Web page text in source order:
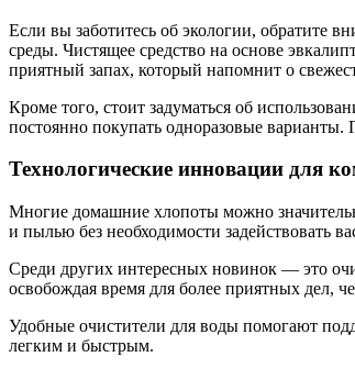
Если вы заботитесь об экологии, обратите
среды. Чистящее средство на основе
приятный запах, который напомнит о
Кроме того, стоит задуматься об
постоянно покупать одноразовые
Технологические инновации для
Многие домашние хлопоты можно
и пылью без необходимости задействовать
Среди других интересных новинок — это
освобождая время для более приятных дел,
Удобные очистители для воды помогают
легким и быстрым.